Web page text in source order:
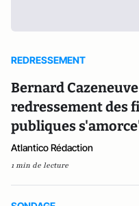
REDRESSEMENT
Bernard
redressement des
publiques
Atlantico Rédaction
1 min de lecture